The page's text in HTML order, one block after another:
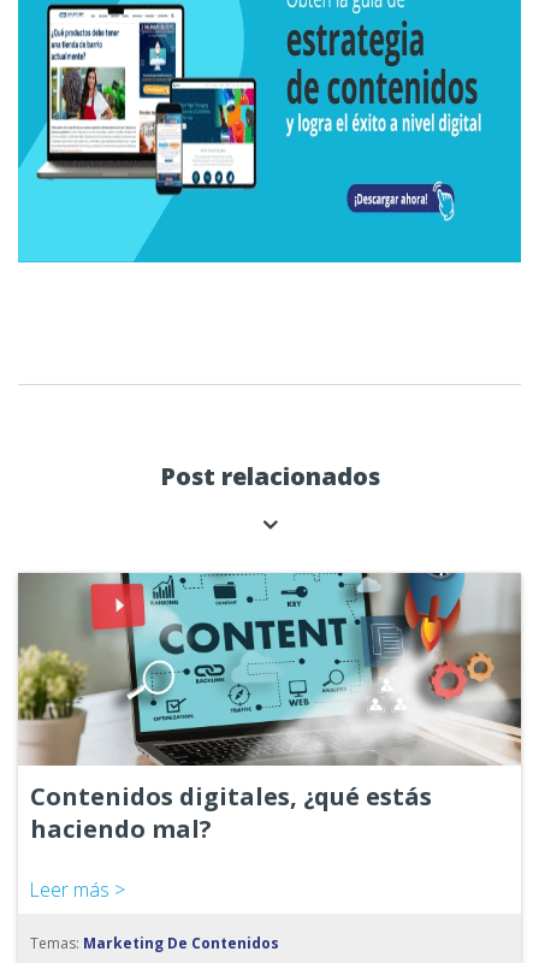
Post relacionados
Contenidos digitales, ¿qué estás
haciendo mal?
Leer más >
Temas: Marketing De Contenidos